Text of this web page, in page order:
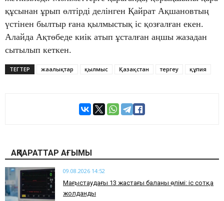
құсынан ұрып өлтірді делінген Қайрат Ақшановтың
үстінен былтыр ғана қылмыстық іс қозғалған екен.
Алайда Ақтөбеде киік атып ұсталған аңшы жазадан
сытылып кеткен.
ТЕГТЕР жаңалықтар қылмыс Қазақстан тергеу құпия
АҚПАРАТТАР АҒЫМЫ
09.08.2026 14:52
Маңғыстаудағы 13 жастағы баланың өлімі: іс сотқа
жолданды